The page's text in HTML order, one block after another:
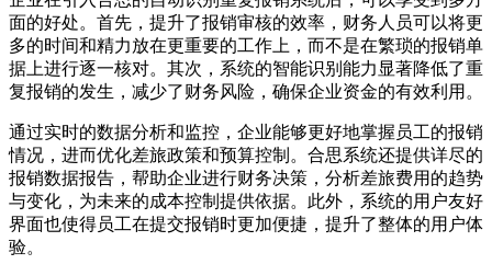
面的好处。首先，提升了报销审核的效率，财务人员可以将更
多的时间和精力放在更重要的工作上，而不是在繁琐的报销单
据上进行逐一核对。其次，系统的智能识别能力显著降低了重
复报销的发生，减少了财务风险，确保企业资金的有效利用。
通过实时的数据分析和监控，企业能够更好地掌握员工的报销
情况，进而优化差旅政策和预算控制。合思系统还提供详尽的
报销数据报告，帮助企业进行财务决策，分析差旅费用的趋势
与变化，为未来的成本控制提供依据。此外，系统的用户友好
界面也使得员工在提交报销时更加便捷，提升了整体的用户体
验。